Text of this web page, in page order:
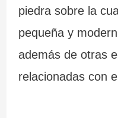
piedra sobre la
pequeña y
además de otras
relacionadas con